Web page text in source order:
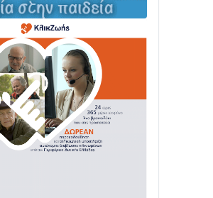
υλοποίησης η Παράκαμψη
της Ναυπάκτου
το τμήμα Βόνιτσα –
| Αυτοψία Καββαδά
Λαμπρότητα η
της Μεταμορφώσεως του
Γολέμι